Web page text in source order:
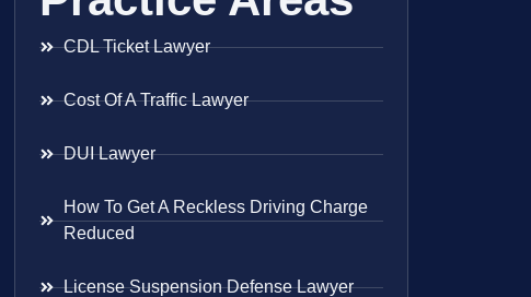
CDL Ticket Lawyer
Cost Of A Traffic Lawyer
DUI Lawyer
How To Get A Reckless Driving Charge
Reduced
License Suspension Defense Lawyer